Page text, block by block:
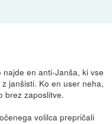
en anti-Janša, ki vse
janšisti. Ko en user neha,
brez zaposlitve.
volilca prepričali